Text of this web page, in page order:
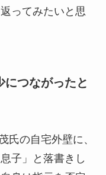
ってみたいと思
につながったと
氏の自宅外壁に、
子」と落書きし